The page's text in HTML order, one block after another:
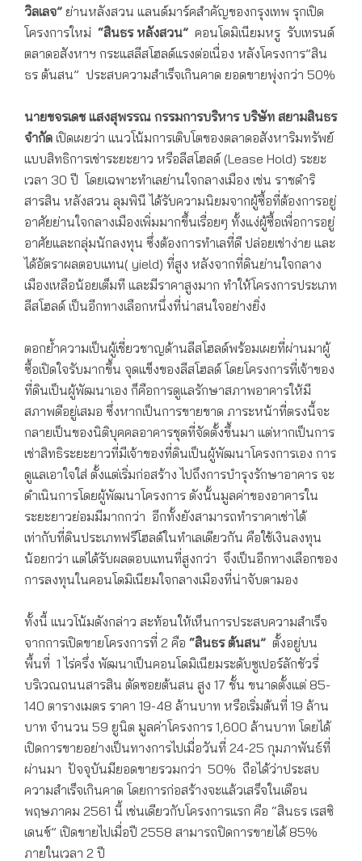
วิลเลจ” ย่านหลังสวน แลนด์มาร์คสำคัญของกรุงเทพ รุกเปิด
โครงการใหม่ “สินธร หลังสวน” คอนโดมิเนียมหรู รับเทรนด์
ตลาดอสังหาฯ กระแสลีสโฮลด์แรงต่อเนื่อง หลังโครงการ”สิน
ธร ต้นสน” ประสบความสำเร็จเกินคาด ยอดขายพุ่งกว่า 50%
นายขจรเดช แสงสุพรรณ กรรมการบริหาร บริษัท สยามสินธร
จำกัด เปิดเผยว่า แนวโน้มการเติบโตของตลาดอสังหาริมทรัพย์
แบบสิทธิการเช่าระยะยาว หรือลีสโฮลด์ (Lease Hold) ระยะ
เวลา 30 ปี โดยเฉพาะทำเลย่านใจกลางเมือง เช่น ราชดำริ
สารสิน หลังสวน ลุมพินี ได้รับความนิยมจากผู้ซื้อที่ต้องการอยู่
อาศัยย่านใจกลางเมืองเพิ่มมากขึ้นเรื่อยๆ ทั้งแง่ผู้ซื้อเพื่อการอยู่
อาศัยและกลุ่มนักลงทุน ซึ่งต้องการทำเลที่ดี ปล่อยเช่าง่าย และ
ได้อัตราผลตอบแทน( yield) ที่สูง หลังจากที่ดินย่านใจกลาง
เมืองเหลือน้อยเต็มที และมีราคาสูงมาก ทำให้โครงการประเภท
ลีสโฮลด์ เป็นอีกทางเลือกหนึ่งที่น่าสนใจอย่างยิ่ง
ตอกย้ำความเป็นผู้เชี่ยวชาญด้านลีสโฮลด์พร้อมเผยที่ผ่านมาผู้
ซื้อเปิดใจรับมากขึ้น จุดแข็งของลีสโฮลด์ โดยโครงการที่เจ้าของ
ที่ดินเป็นผู้พัฒนาเอง ก็คือการดูแลรักษาสภาพอาคารให้มี
สภาพดีอยู่เสมอ ซึ่งหากเป็นการขายขาด ภาระหน้าที่ตรงนี้จะ
กลายเป็นของนิติบุคคลอาคารชุดที่จัดตั้งขึ้นมา แต่หากเป็นการ
เช่าสิทธิระยะยาวที่มีเจ้าของที่ดินเป็นผู้พัฒนาโครงการเอง การ
ดูแลเอาใจใส่ ตั้งแต่เริ่มก่อสร้าง ไปถึงการบำรุงรักษาอาคาร จะ
ดำเนินการโดยผู้พัฒนาโครงการ ดังนั้นมูลค่าของอาคารใน
ระยะยาวย่อมมีมากกว่า อีกทั้งยังสามารถทำราคาเช่าได้
เท่ากับที่ดินประเภทฟรีโฮลด์ในทำเลเดียวกัน คือใช้เงินลงทุน
น้อยกว่า แต่ได้รับผลตอบแทนที่สูงกว่า จึงเป็นอีกทางเลือกของ
การลงทุนในคอนโดมิเนียมใจกลางเมืองที่น่าจับตามอง
ทั้งนี้ แนวโน้มดังกล่าว สะท้อนให้เห็นการประสบความสำเร็จ
จากการเปิดขายโครงการที่ 2 คือ “สินธร ต้นสน” ตั้งอยู่บน
พื้นที่ 1 ไร่ครึ่ง พัฒนาเป็นคอนโดมิเนียมระดับซูเปอร์ลักชัวรี่
บริเวณถนนสารสิน ตัดซอยต้นสน สูง 17 ชั้น ขนาดตั้งแต่ 85-
140 ตารางเมตร ราคา 19-48 ล้านบาท หรือเริ่มต้นที่ 19 ล้าน
บาท จำนวน 59 ยูนิต มูลค่าโครงการ 1,600 ล้านบาท โดยได้
เปิดการขายอย่างเป็นทางการไปเมื่อวันที่ 24-25 กุมภาพันธ์ที่
ผ่านมา ปัจจุบันมียอดขายรวมกว่า 50% ถือได้ว่าประสบ
ความสำเร็จเกินคาด โดยการก่อสร้างจะแล้วเสร็จในเดือน
พฤษภาคม 2561 นี้ เช่นเดียวกับโครงการแรก คือ “สินธร เรสซิ
เดนซ์” เปิดขายไปเมื่อปี 2558 สามารถปิดการขายได้ 85%
ภายในเวลา 2 ปี